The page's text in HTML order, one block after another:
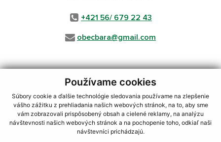
Používame cookies
Súbory cookie a ďalšie technológie sledovania používame na zlepšenie
vášho zážitku z prehliadania našich webových stránok, na to, aby sme
vám zobrazovali prispôsobený obsah a cielené reklamy, na analýzu
návštevnosti našich webových stránok a na pochopenie toho, odkiaľ naši
návštevníci prichádzajú.
+421 56/ 679 22 43
obecbara@gmail.com
využite možnosť získavania aktuálnych informácií s využitím RSS
CMS systém (redakčný) systém ECHELON 2,
Mapa stránok web portál
webhosting, webex.digital, s.r.o.,domény,registrácia domény,
spoločnosť webex.digital, s.r.o.,technický prevádzkovateľ
Posledná aktualizácia:23.07.2026